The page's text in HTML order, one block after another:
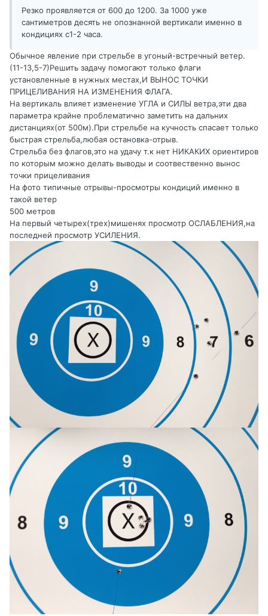
Резко проявляется от 600 до 1200. За 1000 уже
сантиметров десять не опознанной вертикали именно в
кондициях с1-2 часа.
Обычное явление при стрельбе в угоный-встречный ветер.
(11-13,5-7)Решить задачу помогают только флаги
установленные в нужных местах,И ВЫНОС ТОЧКИ
ПРИЦЕЛИВАНИЯ НА ИЗМЕНЕНИЯ ФЛАГА.
На вертикаль влияет изменение УГЛА и СИЛЫ ветра,эти два
параметра крайне проблематично заметить на дальних
дистанциях(от 500м).При стрельбе на кучность спасает только
быстрая стрельба,любая остановка-отрыв.
Стрельба без флагов,это на удачу т.к нет НИКАКИХ ориентиров
по которым можно делать выводы и соотвественно вынос
точки прицеливания
На фото типичные отрывы-просмотры кондиций именно в
такой ветер
500 метров
На первый четырех(трех)мишенях просмотр ОСЛАБЛЕНИЯ,на
последней просмотр УСИЛЕНИЯ.